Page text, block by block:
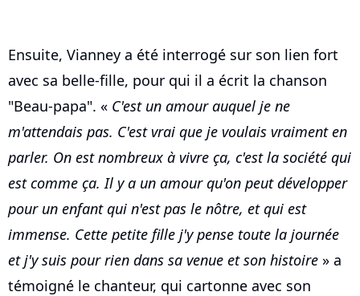
Ensuite, Vianney a été interrogé sur son lien fort
avec sa belle-fille, pour qui il a écrit la chanson
"Beau-papa". « C'est un amour auquel je ne
m'attendais pas. C'est vrai que je voulais vraiment en
parler. On est nombreux à vivre ça, c'est la société qui
est comme ça. Il y a un amour qu'on peut développer
pour un enfant qui n'est pas le nôtre, et qui est
immense. Cette petite fille j'y pense toute la journée
et j'y suis pour rien dans sa venue et son histoire » a
témoigné le chanteur, qui cartonne avec son